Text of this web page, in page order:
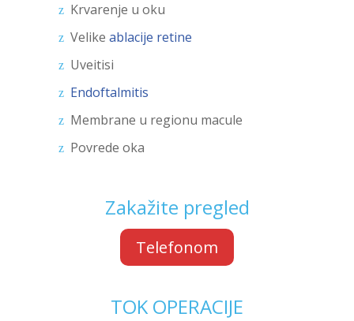
Krvarenje u oku
Velike ablacije retine
Uveitisi
Endoftalmitis
Membrane u regionu macule
Povrede oka
Zakažite pregled
Telefonom
TOK OPERACIJE